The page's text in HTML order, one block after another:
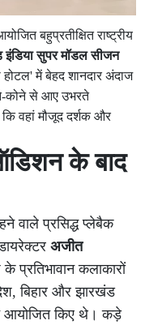
बहुप्रतीक्षित राष्ट्रीय
सुपर मॉडल सीजन
में बेहद शानदार अंदाज
कोने से आए उभरते
वहां मौजूद दर्शक और
के बाद
वाले प्रसिद्ध प्लेबैक
अजीत
प्रतिभावान कलाकारों
बिहार और झारखंड
आयोजित किए थे। कड़े